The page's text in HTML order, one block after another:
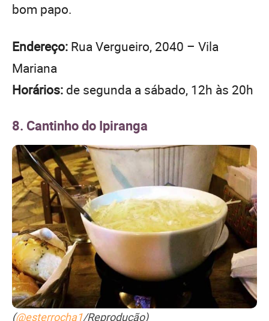
bom papo.
Endereço: Rua Vergueiro, 2040 – Vila
Mariana
Horários: de segunda a sábado, 12h às 20h
8. Cantinho do Ipiranga
(@esterrocha1/Reprodução)